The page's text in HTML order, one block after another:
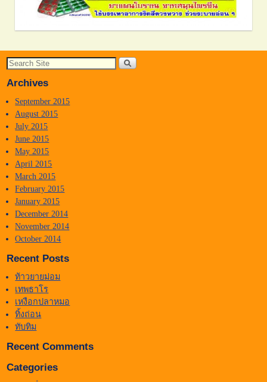
Archives
September 2015
August 2015
July 2015
June 2015
May 2015
April 2015
March 2015
February 2015
January 2015
December 2014
November 2014
October 2014
Recent Posts
ท้าวยายม่อม
เทพธาโร
เหงือกปลาหมอ
ทิ้งถ่อน
ทับทิม
Recent Comments
Categories